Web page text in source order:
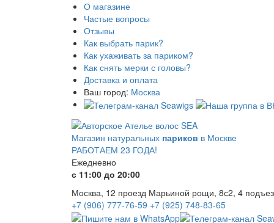
О магазине
Частые вопросы
Отзывы
Как выбрать парик?
Как ухаживать за париком?
Как снять мерки с головы?
Доставка и оплата
Ваш город: Москва
Магазин натуральных париков в Москве
РАБОТАЕМ 23 ГОДА!
Ежедневно
с 11:00 до 20:00
Москва, 12 проезд Марьиной рощи, 8с2, 4
+7 (906) 777-76-59 +7 (925) 748-83-65